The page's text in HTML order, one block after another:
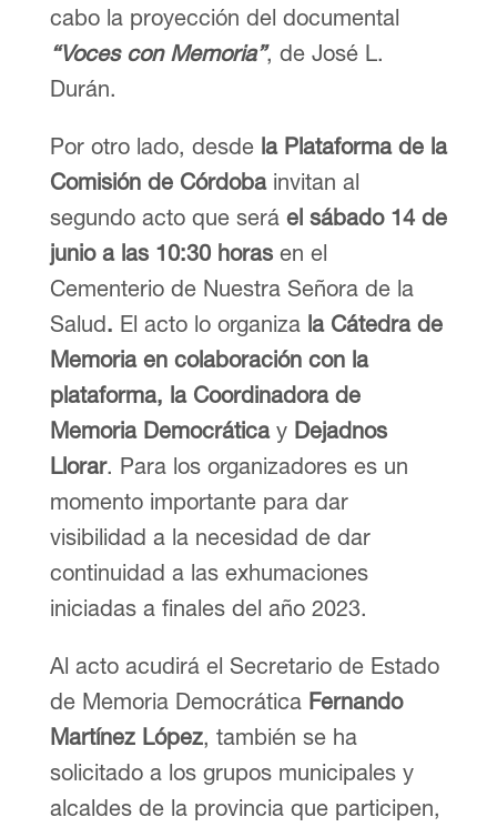
cabo la proyección del documental
“Voces con Memoria”, de José L.
Durán.
Por otro lado, desde la Plataforma de la
Comisión de Córdobainvitan al
segundo acto que será el sábado 14 de
junio a las 10:30 horas en el
Cementerio de Nuestra Señora de la
Salud. El acto lo organiza la Cátedra de
Memoria en colaboración con la
plataforma, la Coordinadora de
Memoria Democrática y Dejadnos
Llorar. Para los organizadores es un
momento importante para dar
visibilidad a la necesidad de dar
continuidad a las exhumaciones
iniciadas a finales del año 2023.
Al acto acudirá el Secretario de Estado
de Memoria Democrática Fernando
Martínez López, también se ha
solicitado a los grupos municipales y
alcaldes de la provincia que participen,